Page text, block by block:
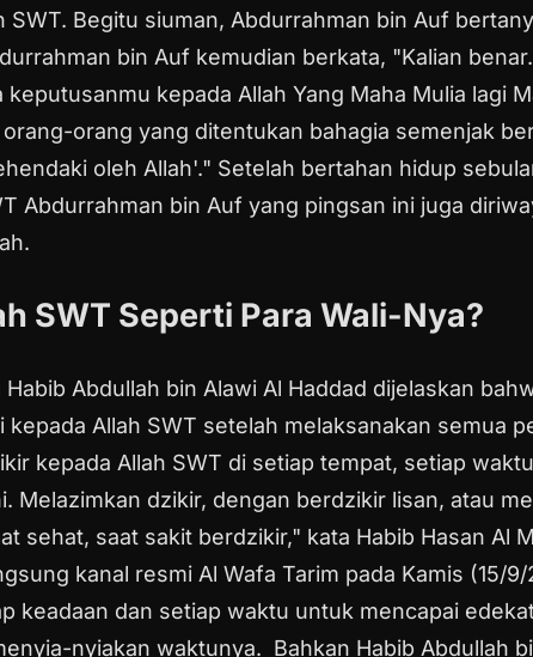
Begitu siuman, Abdurrahman bin Auf
bin Auf kemudian berkata, "Kalian
kepada Allah Yang Maha Mulia lagi
orang yang ditentukan bahagia semenjak
oleh Allah'." Setelah bertahan hidup
Abdurrahman bin Auf yang pingsan ini juga
SWT Seperti Para Wali-Nya?
Abdullah bin Alawi Al Haddad dijelaskan
Allah SWT setelah melaksanakan semua
kepada Allah SWT di setiap tempat, setiap
Melazimkan dzikir, dengan berdzikir lisan, atau
sehat, saat sakit berdzikir," kata Habib Hasan Al
kanal resmi Al Wafa Tarim pada Kamis (15/
keadaan dan setiap waktu untuk mencapai
nyiakan waktunya. Bahkan Habib Abdullah